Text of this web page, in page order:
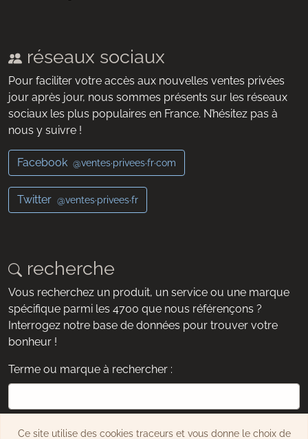
réseaux sociaux
Pour faciliter votre accès aux nouvelles ventes privées
jour après jour, nous sommes présents sur les réseaux
sociaux les plus populaires en France. N’hésitez pas à
nous y suivre !
Facebook @ventes·privees·fr·com
Twitter @ventes·privees·fr
recherche
Vous recherchez un produit, un service ou une marque
spécifique parmi les 4700 que nous référençons ?
Interrogez notre base de données pour trouver votre
bonheur !
Terme ou marque à rechercher :
Ce site utilise des cookies traceurs et vous donne le choix de